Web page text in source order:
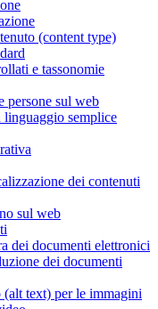
(content type)
e tassonomie
persone sul web
semplice
dei contenuti
sul web
dei documenti elettronici
dei documenti
text) per le immagini